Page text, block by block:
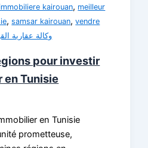
kairouan, meilleur
,samsar kairouan,vendre
وكالة عقارية
pour investir
en Tunisie
en Tunisie
prometteuse,